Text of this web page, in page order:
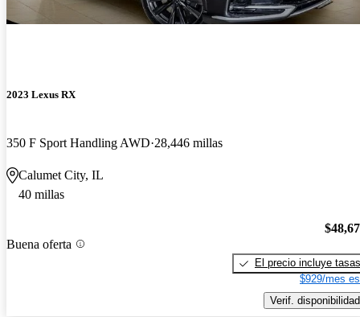
2023 Lexus RX
350 F Sport Handling AWD 28,446 millas
Calumet City, IL
40 millas
Buena oferta
El precio incluye tasas
$929/mes
Verif. disponibilidad